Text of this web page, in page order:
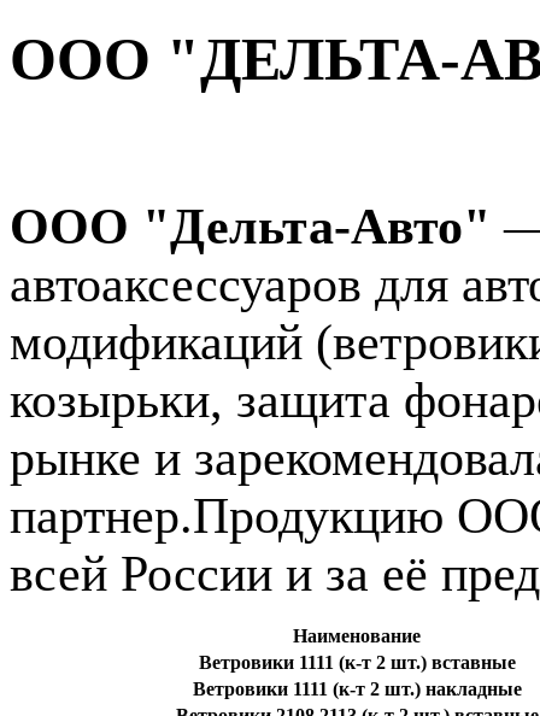
ООО "ДЕЛЬТА-
ООО "Дельта-Авто" —
автоаксессуаров для
модификаций
козырьки, защита
рынке и
партнер.Продукцию
всей России и за её
Наименование
Ветровики 1111 (к-т 2 шт.) вставные
Ветровики 1111 (к-т 2 шт.) накладные